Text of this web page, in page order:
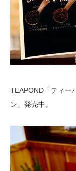
TEAPOND「ティー
ン」発売中。